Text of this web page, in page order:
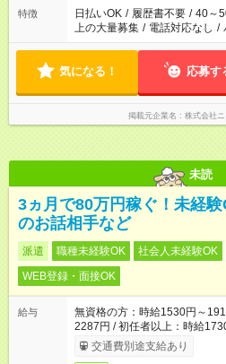
特徴 日払いOK / 履歴書不要 / 40～
上の大量募集 / 電話対応なし /
気になる！ 応募す
掲載元企業名 株式会社
未読
3ヵ月で80万円稼ぐ！未経
のお話相手など
派遣 職種未経験OK 社会人未経験OK
WEB登録・面接OK
給与
無資格の方：時給1530円～
2287円 / 初任者以上：時給
交通費別途支給あり